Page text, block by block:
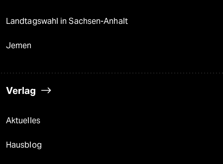
Landtagswahl in Sachsen-Anhalt
Jemen
Verlag
Aktuelles
Hausblog